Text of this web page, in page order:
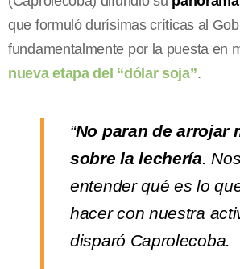
que formuló durísimas críticas al
fundamentalmente por la puesta en
nueva etapa del “dólar soja”.
“No paran de arrojar
sobre la lechería.
entender qué es lo
hacer con nuestra
disparó Caprolecoba.